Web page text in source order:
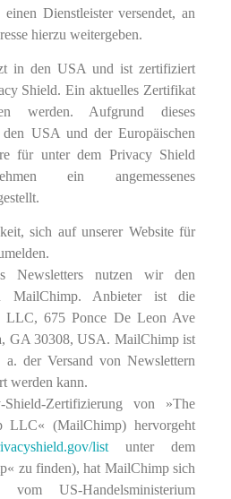
Dienstleister versendet, an
hierzu weitergeben.
in den USA und ist zertifiziert
Shield. Ein aktuelles Zertifikat
werden. Aufgrund dieses
USA und der Europäischen
für unter dem Privacy Shield
ein angemessenes
sich auf unserer Website für
Newsletters nutzen wir den
MailChimp. Anbieter ist die
LLC, 675 Ponce De Leon Ave
GA 30308, USA. MailChimp ist
der Versand von Newslettern
werden kann.
Zertifizierung von »The
LLC« (MailChimp) hervorgeht
listunter dem
zu finden), hat MailChimp sich
US-Handelsministerium